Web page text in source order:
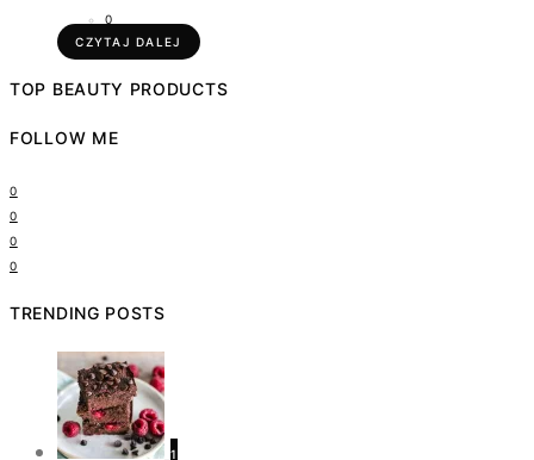
0
CZYTAJ DALEJ
TOP BEAUTY PRODUCTS
FOLLOW ME
0
0
0
0
TRENDING POSTS
1